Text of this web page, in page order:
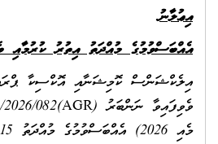
އިޢުލާނު
އެއްބަސްވުމުގެ މުއްދަތު އިތުރު ކުރުމާއި
އިލެކްޝަންސް ކޮމިޝަނާއި އޮކްސިކާ
ވެވިފައިވާ ނަންބަރު (AGR)38-AB/PRIV/2026/082